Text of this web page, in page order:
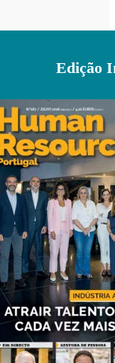
Edição